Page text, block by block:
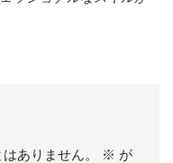
ありません。 ※ が